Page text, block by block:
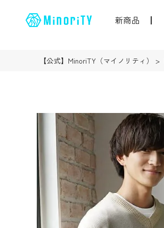
新商品
【公式】MinoriTY（マイノリティ）